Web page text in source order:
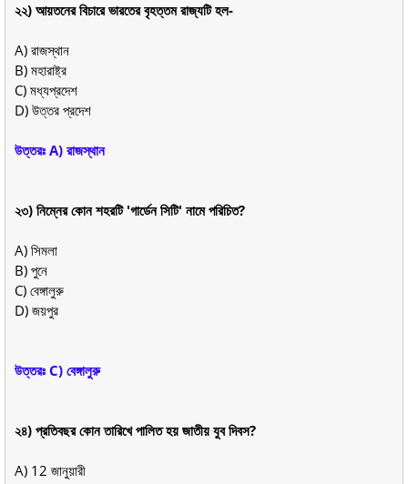
২২) আয়তনের বিচারে ভারতের বৃহত্তম রাজ্যটি হল-
A) রাজস্থান
B) মহারাষ্ট্র
C) মধ্যপ্রদেশ
D) উত্তর প্রদেশ
উত্তরঃ A) রাজস্থান
২৩) নিম্নের কোন শহরটি 'গার্ডেন সিটি' নামে পরিচিত?
A) সিমলা
B) পুনে
C) বেঙ্গালুরু
D) জয়পুর
উত্তরঃ C) বেঙ্গালুরু
২৪) প্রতিবছর কোন তারিখে পালিত হয় জাতীয় যুব দিবস?
A) 12 জানুয়ারী